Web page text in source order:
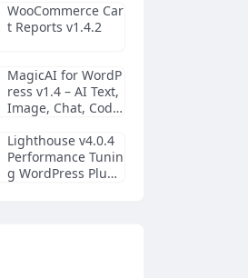
WooCommerce Car
t Reports v1.4.2
MagicAI for WordP
ress v1.4 – AI Text,
Image, Chat, Code,
or
Lighthouse v4.0.4
Performance Tunin
g WordPress Plugi